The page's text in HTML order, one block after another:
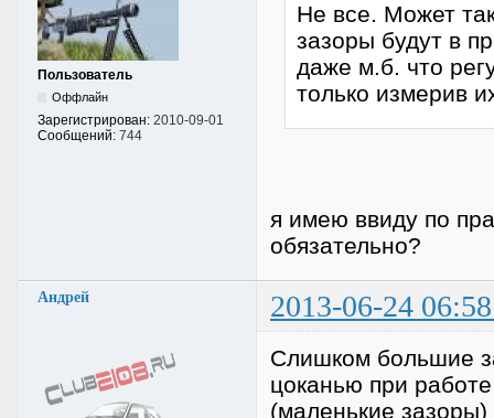
Пользователь
Оффлайн
Зарегистрирован: 2010-09-01
Сообщений: 744
Не все. Может
зазоры будут в
даже м.б. что
только измерив
я имею ввиду по
обязательно?
Андрей 2013-06-24
Слишком большие
цоканью при
(маленькие